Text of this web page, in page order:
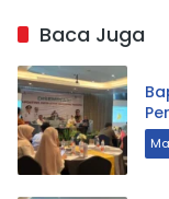
Baca Juga